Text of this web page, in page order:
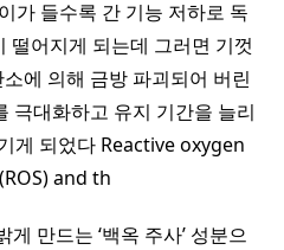
가 들수록 간 기능 저하로 독
떨어지게 되는데 그러면 기껏
에 의해 금방 파괴되어 버린
극대화하고 유지 기간을 늘리
게 되었다 Reactive oxygen
and th
만드는 ‘백옥 주사’ 성분으